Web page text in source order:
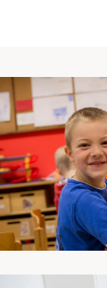
Kinderwelt